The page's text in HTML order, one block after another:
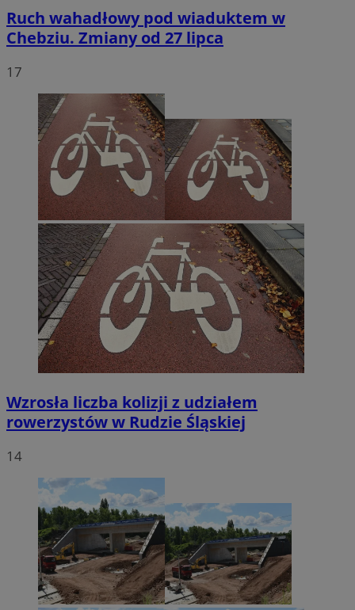
Ruch wahadłowy pod wiaduktem w
Chebziu. Zmiany od 27 lipca
17
Wzrosła liczba kolizji z udziałem
rowerzystów w Rudzie Śląskiej
14